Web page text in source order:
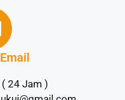
24 Jam )